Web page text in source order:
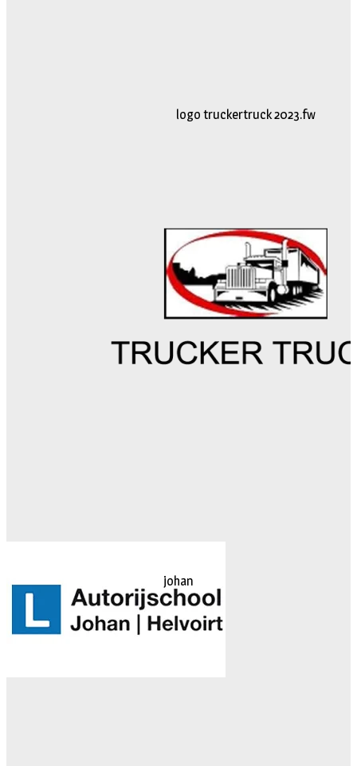
logo truckertruck 2023.fw
johan